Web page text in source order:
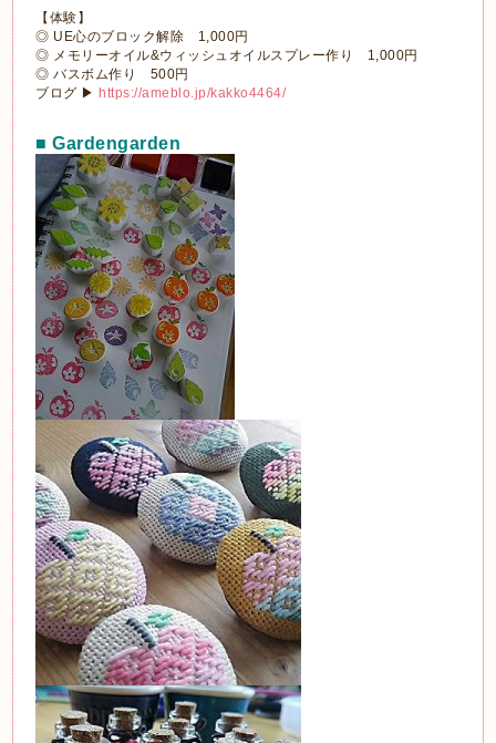
【体験】
◎ UE心のブロック解除 1,000円
◎ メモリーオイル&ウィッシュオイルスプレー作り 1,000円
◎ バスボム作り 500円
ブログ ▶ https://ameblo.jp/kakko4464/
■ Gardengarden